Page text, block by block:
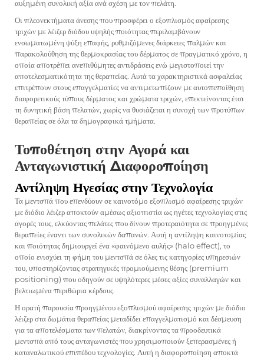
αυξημένη συνολική αξία ανά σχέση με τον πελάτη.
Οι πλεονεκτήματα άνεσης που προσφέρει ο εξοπλισμός αφαίρεσης
τριχών με λέιζερ διόδου υψηλής ποιότητας περιλαμβάνουν
ενσωματωμένη ψύξη επαφής, ρυθμιζόμενες διάρκειες παλμών και
παρακολούθηση της θερμοκρασίας του δέρματος σε πραγματικό χρόνο, η
οποία αποτρέπει ανεπιθύμητες αντιδράσεις ενώ μεγιστοποιεί την
αποτελεσματικότητα της θεραπείας. Αυτά τα χαρακτηριστικά ασφαλείας
επιτρέπουν στους επαγγελματίες να αντιμετωπίζουν με αυτοπεποίθηση
διαφορετικούς τύπους δέρματος και χρώματα τριχών, επεκτείνοντας έτσι
τη δυνητική βάση πελατών, χωρίς να θυσιάζεται η συνοχή των προτύπων
θεραπείας σε όλα τα δημογραφικά τμήματα.
Τοποθέτηση στην Αγορά και
Ανταγωνιστική Διαφοροποίηση
Αντίληψη Ηγεσίας στην Τεχνολογία
Τα μεντσπά που επενδύουν σε καινοτόμο εξοπλισμό αφαίρεσης τριχών
με διόδιο λέιζερ αποκτούν αμέσως αξιοπιστία ως ηγέτες τεχνολογίας στις
αγορές τους, ελκύοντας πελάτες που δίνουν προτεραιότητα σε προηγμένες
θεραπείες έναντι των συνολικών δαπανών. Αυτή η αντίληψη καινοτομίας
και ποιότητας δημιουργεί ένα «φαινόμενο αυλής» (halo effect), το
οποίο ενισχύει τη φήμη του μεντσπά σε όλες τις κατηγορίες υπηρεσιών
του, υποστηρίζοντας στρατηγικές προμιούμενης θέσης (premium
positioning) που οδηγούν σε υψηλότερες μέσες αξίες συναλλαγών και
βελτιωμένα περιθώρια κέρδους.
Η ορατή παρουσία προηγμένου εξοπλισμού αφαίρεσης τριχών με διόδιο
λέιζερ στα δωμάτια θεραπείας μεταδίδει επαγγελματισμό και δέσμευση
για τα αποτελέσματα των πελατών, διακρίνοντας τα προοδευτικά
μεντσπά από τους ανταγωνιστές που χρησιμοποιούν ξεπερασμένες ή
καταναλωτικού επιπέδου τεχνολογίες. Αυτή η διαφοροποίηση αποκτά